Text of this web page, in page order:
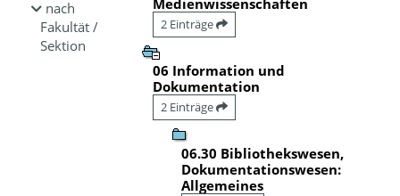
nach
Fakultät /
Sektion
2 Einträge
06 Information und
Dokumentation
2 Einträge
06.30 Bibliothekswesen,
Dokumentationswesen:
Allgemeines